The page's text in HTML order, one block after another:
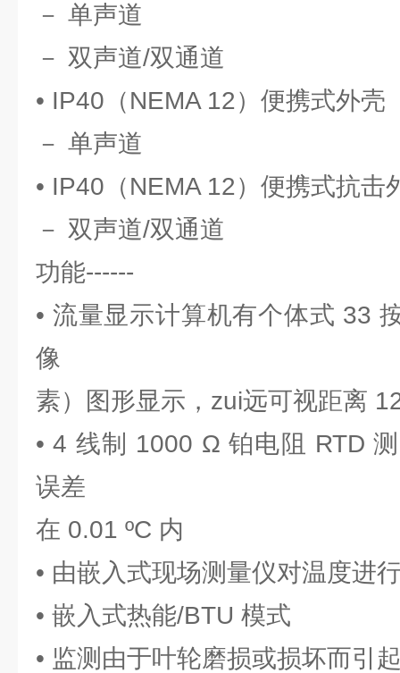
－ 单声道
－ 双声道/双通道
• IP40（NEMA 12）便携式外壳
－ 单声道
• IP40（NEMA 12）便携式抗击
－ 双声道/双通道
功能------
• 流量显示计算机有个体式 33
像
素）图形显示，zui远可视距离
• 4 线制 1000 Ω 铂电阻 RTD
误差
在 0.01 ºC 内
• 由嵌入式现场测量仪对温度进
• 嵌入式热能/BTU 模式
• 监测由于叶轮磨损或损坏而引